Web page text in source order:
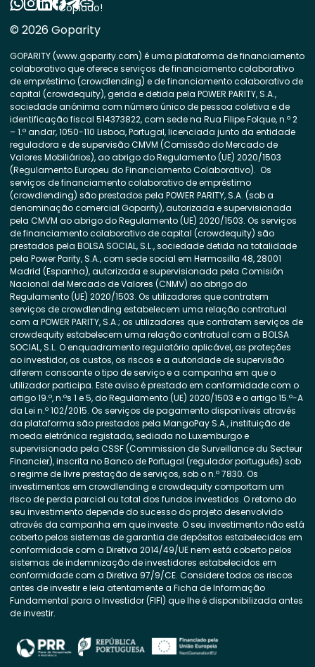
© 2026 Goparity
GOPARITY (www.goparity.com) é uma plataforma de financiamento
colaborativo que oferece serviços de financiamento colaborativo
de empréstimo (crowdlending) e de financiamento colaborativo de
capital (crowdequity), gerida e detida pela POWER PARITY, S.A.,
sociedade anónima com número único de pessoa coletiva e de
identificação fiscal 514373822, com sede na Rua Filipe Folque, n.º 2
– 1.º andar, 1050-110 Lisboa, Portugal, licenciada junto da entidade
reguladora e de supervisão CMVM (Comissão do Mercado de
Valores Mobiliários), ao abrigo do Regulamento (UE) 2020/1503
(Regulamento Europeu do Financiamento Colaborativo). Os
serviços de financiamento colaborativo de empréstimo
(crowdlending) são prestados pela POWER PARITY, S.A. (sob a
denominação comercial Goparity), autorizada e supervisionada
pela CMVM ao abrigo do Regulamento (UE) 2020/1503. Os serviços
de financiamento colaborativo de capital (crowdequity) são
prestados pela BOLSA SOCIAL, S.L., sociedade detida na totalidade
pela Power Parity, S.A., com sede social em Hermosilla 48, 28001
Madrid (Espanha), autorizada e supervisionada pela Comisión
Nacional del Mercado de Valores (CNMV) ao abrigo do
Regulamento (UE) 2020/1503. Os utilizadores que contratem
serviços de crowdlending estabelecem uma relação contratual
com a POWER PARITY, S.A.; os utilizadores que contratem serviços de
crowdequity estabelecem uma relação contratual com a BOLSA
SOCIAL, S.L. O enquadramento regulatório aplicável, as proteções
ao investidor, os custos, os riscos e a autoridade de supervisão
diferem consoante o tipo de serviço e a campanha em que o
utilizador participa. Este aviso é prestado em conformidade com o
artigo 19.º, n.ºs 1 e 5, do Regulamento (UE) 2020/1503 e o artigo 15.º-A
da Lei n.º 102/2015. Os serviços de pagamento disponíveis através
da plataforma são prestados pela MangoPay S.A., instituição de
moeda eletrónica registada, sediada no Luxemburgo e
supervisionada pela CSSF (Commission de Surveillance du Secteur
Financier), inscrita no Banco de Portugal (regulador português) sob
o regime de livre prestação de serviços, sob o n.º 7830. Os
investimentos em crowdlending e crowdequity comportam um
risco de perda parcial ou total dos fundos investidos. O retorno do
seu investimento depende do sucesso do projeto desenvolvido
através da campanha em que investe. O seu investimento não está
coberto pelos sistemas de garantia de depósitos estabelecidos em
conformidade com a Diretiva 2014/49/UE nem está coberto pelos
sistemas de indemnização de investidores estabelecidos em
conformidade com a Diretiva 97/9/CE. Considere todos os riscos
antes de investir e leia atentamente a Ficha de Informação
Fundamental para o Investidor (FIFI) que lhe é disponibilizada antes
de investir.
Copiado!